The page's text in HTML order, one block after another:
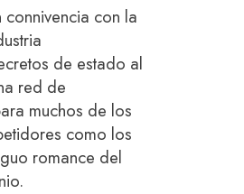
con la
de estado al
red de
muchos de los
como los
romance del